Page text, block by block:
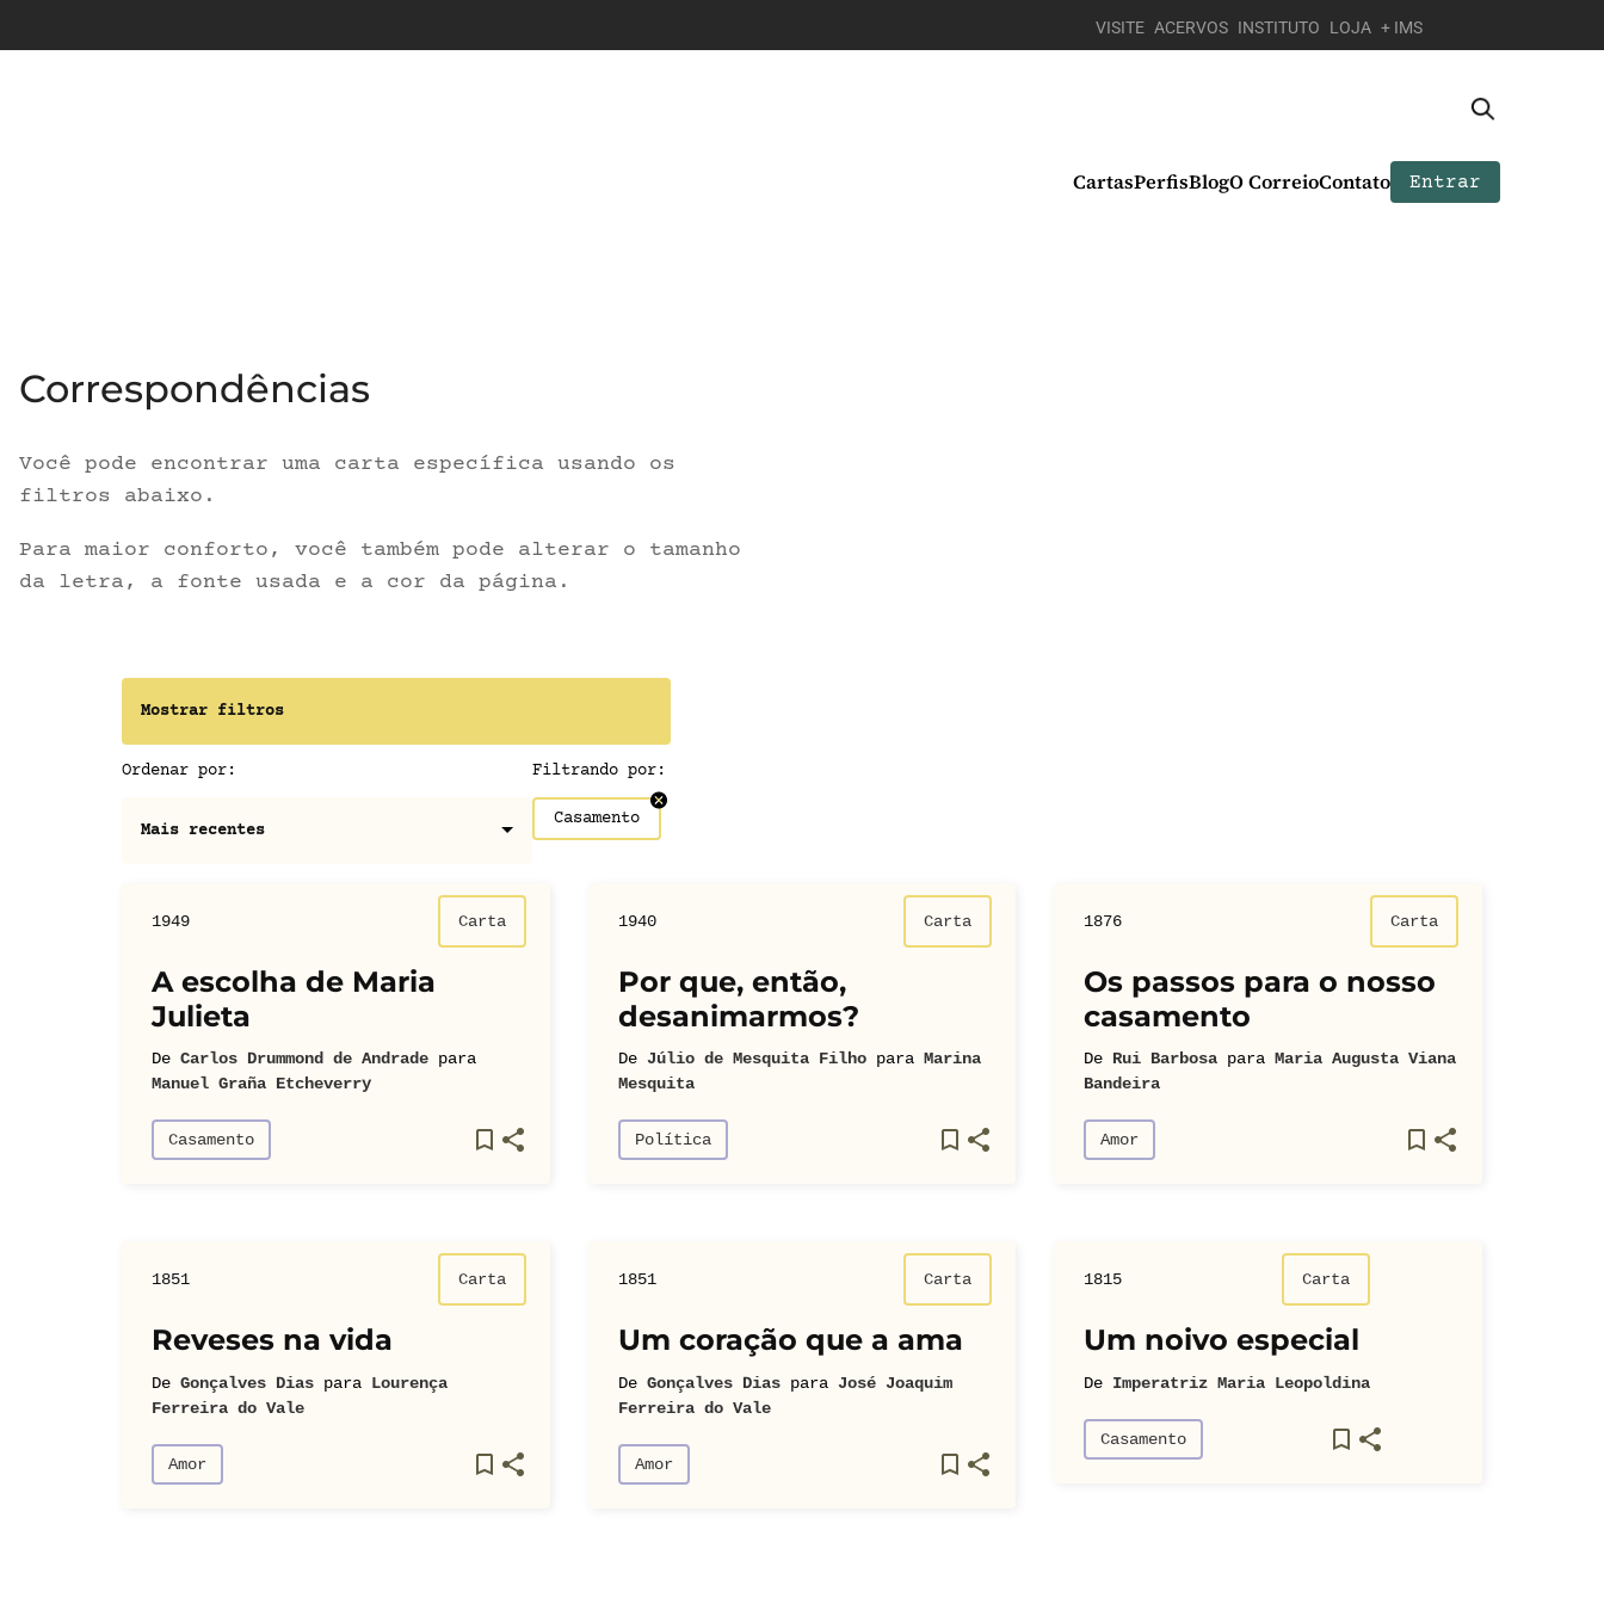
VISITE ACERVOS INSTITUTO LOJA + IMS
CartasPerfisBlogO CorreioContato Entrar
Correspondências
Você pode encontrar uma carta específica usando os
filtros abaixo.
Para maior conforto, você também pode alterar o tamanho
da letra, a fonte usada e a cor da página.
Mostrar filtros
Ordenar por: Filtrando por:
Casamento
1949 Carta
A escolha de Maria
Julieta
De Carlos Drummond de Andrade para
Manuel Graña Etcheverry
Casamento
1940 Carta
Por que, então,
desanimarmos?
De Júlio de Mesquita Filho para Marina
Mesquita
Política
1876 Carta
Os passos para o nosso
casamento
De Rui Barbosa paraMaria Augusta Viana
Bandeira
Amor
1851 Carta
Reveses na vida
De Gonçalves Dias para Lourença
Ferreira do Vale
Amor
1851 Carta
Um coração que a ama
De Gonçalves Dias para José Joaquim
Ferreira do Vale
Amor
1815 Carta
Um noivo especial
De Imperatriz Maria Leopoldina
Casamento